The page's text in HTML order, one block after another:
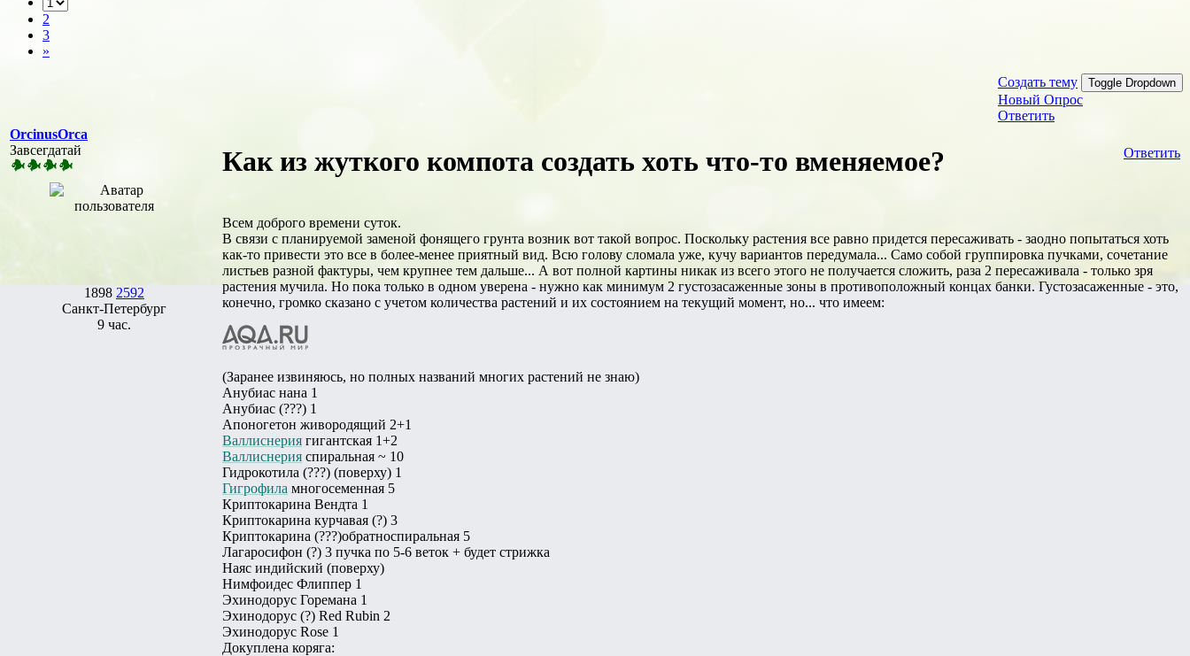
2
3
»
Создать тему Toggle Dropdown
Новый Опрос
Ответить
ОrcinusОrca
Завсегдатай
1898 2592
Санкт-Петербург
9 час.
Ответить
Как из жуткого компота создать хоть что-то вменяемое?
Всем доброго времени суток.
В связи с планируемой заменой фонящего грунта возник вот такой вопрос. Поскольку растения все равно придется пересаживать - заодно попытаться хоть
как-то привести это все в более-менее приятный вид. Всю голову сломала уже, кучу вариантов передумала... Само собой группировка пучками, сочетание
листьев разной фактуры, чем крупнее тем дальше... А вот полной картины никак из всего этого не получается сложить, раза 2 пересаживала - только зря
растения мучила. Но пока только в одном уверена - нужно как минимум 2 густозасаженные зоны в противоположный концах банки. Густозасаженные - это,
конечно, громко сказано с учетом количества растений и их состоянием на текущий момент, но... что имеем:
(Заранее извиняюсь, но полных названий многих растений не знаю)
Анубиас нана 1
Анубиас (???) 1
Апоногетон живородящий 2+1
Валлиснерия гигантская 1+2
Валлиснерия спиральная ~ 10
Гидрокотила (???) (поверху) 1
Гигрофила многосеменная 5
Криптокарина Вендта 1
Криптокарина курчавая (?) 3
Криптокарина (???)обратноспиральная 5
Лагаросифон (?) 3 пучка по 5-6 веток + будет стрижка
Наяс индийский (поверху)
Нимфоидес Флиппер 1
Эхинодорус Горемана 1
Эхинодорус (?) Red Rubin 2
Эхинодорус Rose 1
Докуплена коряга: